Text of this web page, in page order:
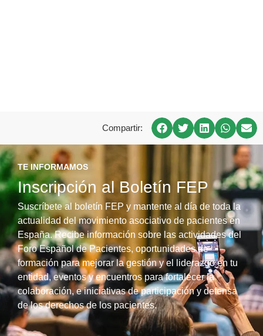
Compartir:
TE INFORMAMOS
Inscripción al Boletín FEP
Suscríbete al boletín FEP y mantente al día de toda la
actualidad del movimiento asociativo de pacientes en
España. Recibe información sobre las actividades del
Foro Español de Pacientes, oportunidades de
formación para mejorar la gestión y el liderazgo en tu
entidad, eventos y encuentros para fortalecer la
colaboración, e iniciativas de participación y defensa
de los derechos de los pacientes.